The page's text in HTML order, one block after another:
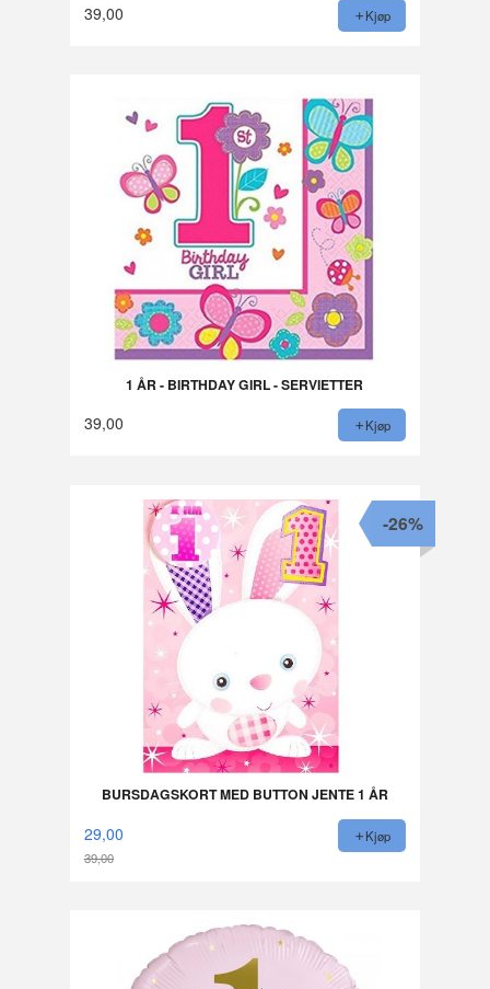
39,00 Kjøp
1 ÅR - BIRTHDAY GIRL - SERVIETTER
39,00 Kjøp
BURSDAGSKORT MED BUTTON JENTE 1 ÅR
29,00
39,00
-26%
Kjøp